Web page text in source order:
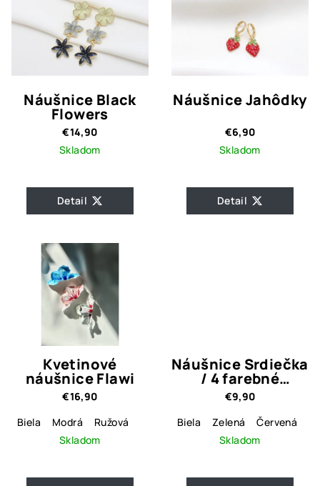
Náušnice Black
Flowers
€14,90
Skladom
Detail
Náušnice Jahôdky
€6,90
Skladom
Detail
Kvetinové
náušnice Flawi
€16,90
Biela
Modrá
Ružová
Skladom
Náušnice Srdiečka
/ 4 farebné
varianty
€9,90
Biela
Zelená Červená
Skladom